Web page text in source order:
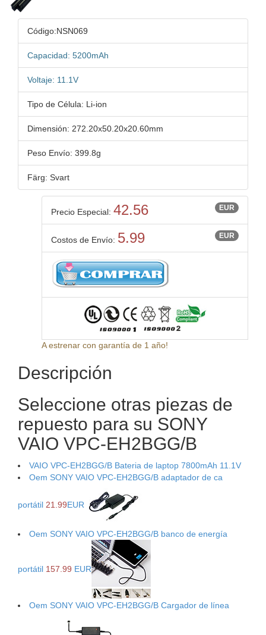
Código:NSN069
Capacidad: 5200mAh
Voltaje: 11.1V
Tipo de Célula: Li-ion
Dimensión: 272.20x50.20x20.60mm
Peso Envío: 399.8g
Färg: Svart
Precio Especial: 42.56 EUR
Costos de Envío: 5.99 EUR
A estrenar con garantía de 1 año!
Descripción
Seleccione otras piezas de
repuesto para su SONY
VAIO VPC-EH2BGG/B
VAIO VPC-EH2BGG/B Bateria de laptop 7800mAh 11.1V
Oem SONY VAIO VPC-EH2BGG/B adaptador de ca
portátil 21.99EUR
Oem SONY VAIO VPC-EH2BGG/B banco de energía
portátil 157.99 EUR
Oem SONY VAIO VPC-EH2BGG/B Cargador de línea